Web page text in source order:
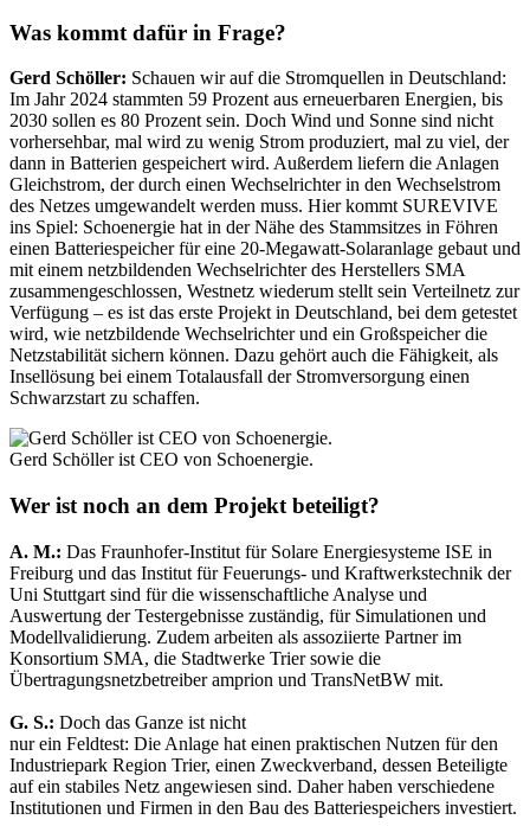
Was kommt dafür in Frage?
Gerd Schöller: Schauen wir auf die Stromquellen in Deutschland:
Im Jahr 2024 stammten 59 Prozent aus erneuerbaren Energien, bis
2030 sollen es 80 Prozent sein. Doch Wind und Sonne sind nicht
vorhersehbar, mal wird zu wenig Strom produziert, mal zu viel, der
dann in Batterien gespeichert wird. Außerdem liefern die Anlagen
Gleichstrom, der durch einen Wechselrichter in den Wechselstrom
des Netzes umgewandelt werden muss. Hier kommt SUREVIVE
ins Spiel: Schoenergie hat in der Nähe des Stammsitzes in Föhren
einen Batteriespeicher für eine 20-Megawatt-Solaranlage gebaut und
mit einem netzbildenden Wechselrichter des Herstellers SMA
zusammengeschlossen, Westnetz wiederum stellt sein Verteilnetz zur
Verfügung – es ist das erste Projekt in Deutschland, bei dem getestet
wird, wie netzbildende Wechselrichter und ein Großspeicher die
Netzstabilität sichern können. Dazu gehört auch die Fähigkeit, als
Insellösung bei einem Totalausfall der Stromversorgung einen
Schwarzstart zu schaffen.
Gerd Schöller ist CEO von Schoenergie.
Wer ist noch an dem Projekt beteiligt?
A. M.: Das Fraunhofer-Institut für Solare Energiesysteme ISE in
Freiburg und das Institut für Feuerungs- und Kraftwerkstechnik der
Uni Stuttgart sind für die wissenschaftliche Analyse und
Auswertung der Testergebnisse zuständig, für Simulationen und
Modellvalidierung. Zudem arbeiten als assoziierte Partner im
Konsortium SMA, die Stadtwerke Trier sowie die
Übertragungsnetzbetreiber amprion und TransNetBW mit.
G. S.: Doch das Ganze ist nicht
nur ein Feldtest: Die Anlage hat einen praktischen Nutzen für den
Industriepark Region Trier, einen Zweckverband, dessen Beteiligte
auf ein stabiles Netz angewiesen sind. Daher haben verschiedene
Institutionen und Firmen in den Bau des Batteriespeichers investiert.